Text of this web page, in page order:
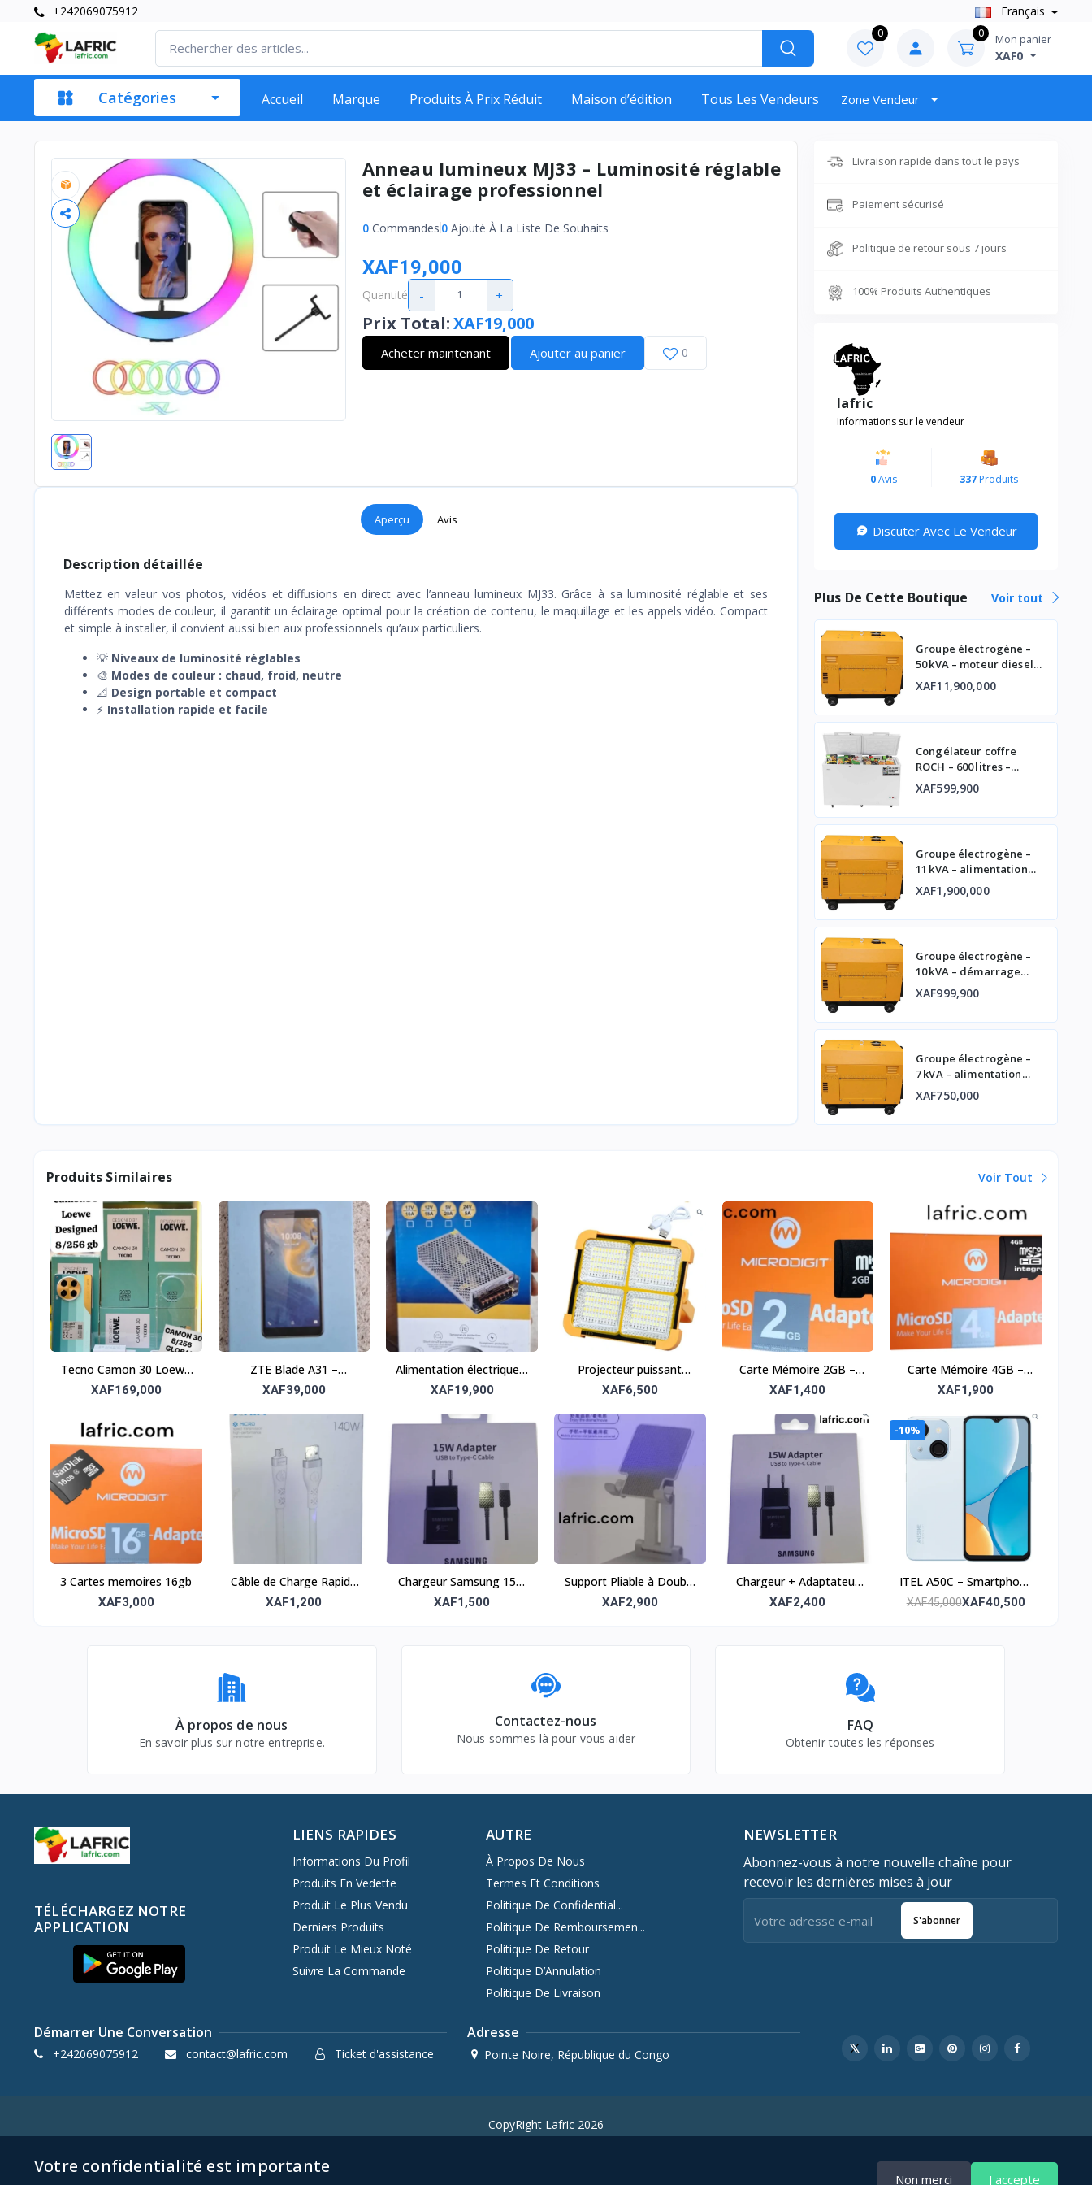
+242069075912 Français
0 0 Mon panier
XAF0
Catégories Accueil Marque Produits À Prix Réduit Maison d’édition Tous Les Vendeurs Zone Vendeur
Anneau lumineux MJ33 – Luminosité réglable
et éclairage professionnel
0Commandes 0Ajouté À La Liste De Souhaits
XAF19,000
Quantité - +
Prix Total:XAF19,000
Acheter maintenant Ajouter au panier 0
Aperçu Avis
Description détaillée
Mettez en valeur vos photos, vidéos et diffusions en direct avec l’anneau lumineux MJ33. Grâce à sa luminosité réglable et ses
différents modes de couleur, il garantit un éclairage optimal pour la création de contenu, le maquillage et les appels vidéo. Compact
et simple à installer, il convient aussi bien aux professionnels qu’aux particuliers.
💡 Niveaux de luminosité réglables
🎨 Modes de couleur : chaud, froid, neutre
📐 Design portable et compact
⚡ Installation rapide et facile
Livraison rapide dans tout le pays
Paiement sécurisé
Politique de retour sous 7 jours
100% Produits Authentiques
lafric
Informations sur le vendeur
0Avis 337 Produits
Discuter Avec Le Vendeur
Plus De Cette Boutique Voir tout
Groupe électrogène –
50 kVA – moteur diesel
industriel
XAF11,900,000
Congélateur coffre
ROCH – 600 litres –
double porte
XAF599,900
Groupe électrogène –
11 kVA – alimentation
fiable
XAF1,900,000
Groupe électrogène –
10 kVA – démarrage
automatique et
affichage digital
XAF999,900
Groupe électrogène –
7 kVA – alimentation
fiable
XAF750,000
Produits Similaires Voir Tout
Tecno Camon 30 Loewe
– Performance et
XAF169,000
ZTE Blade A31 –
Smartphone compact et
XAF39,000
Alimentation électrique –
Source d’énergie fiable
XAF19,900
Projecteur puissant
étanche – Utilisation
professionnelle
XAF6,500
Carte Mémoire 2GB –
Stockage compact et
XAF1,400
Carte Mémoire 4GB –
Stockage compact et
XAF1,900
3 Cartes memoires 16gb
XAF3,000
Câble de Charge Rapide
140W – USB-C Power
XAF1,200
Chargeur Samsung 15W
avec câble USB-C –
XAF1,500
Support Pliable à Double
Tube – Solide et portable
XAF2,900
Chargeur + Adaptateur
USB Faster V100 – Fiable
XAF2,400
-10%
ITEL A50C – Smartphone
32GB ROM – 2GB RAM
XAF45,000XAF40,500
À propos de nous
En savoir plus sur notre entreprise.
Contactez-nous
Nous sommes là pour vous aider
FAQ
Obtenir toutes les réponses
TÉLÉCHARGEZ NOTRE
APPLICATION
LIENS RAPIDES
Informations Du Profil
Produits En Vedette
Produit Le Plus Vendu
Derniers Produits
Produit Le Mieux Noté
Suivre La Commande
AUTRE
À Propos De Nous
Termes Et Conditions
Politique De Confidential...
Politique De Remboursemen...
Politique De Retour
Politique D’Annulation
Politique De Livraison
NEWSLETTER
Abonnez-vous à notre nouvelle chaîne pour
recevoir les dernières mises à jour
S'abonner
Démarrer Une Conversation
+242069075912 contact@lafric.com Ticket d'assistance
Adresse
Pointe Noire, République du Congo
CopyRight Lafric 2026
Votre confidentialité est importante
Non merci J accepte